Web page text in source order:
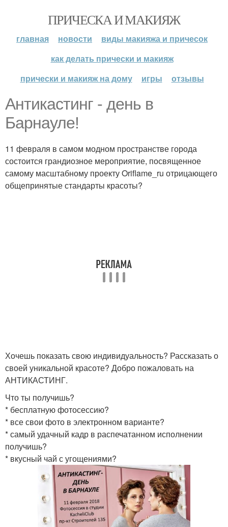
ПРИЧЕСКА И МАКИЯЖ
главная новости
виды макияжа и причесок
как делать прически и макияж
прически и макияж на дому
игры отзывы
Антикастинг - день в
Барнауле!
11 февраля в самом модном пространстве города
состоится грандиозное мероприятие, посвященное
самому масштабному проекту Oriflame_ru отрицающего
общепринятые стандарты красоты?
Хочешь показать свою индивидуальность? Рассказать о
своей уникальной красоте? Добро пожаловать на
АНТИКАСТИНГ.
Что ты получишь?
* бесплатную фотосессию?
* все свои фото в электронном варианте?
* самый удачный кадр в распечатанном исполнении
получишь?
* вкусный чай с угощениями?